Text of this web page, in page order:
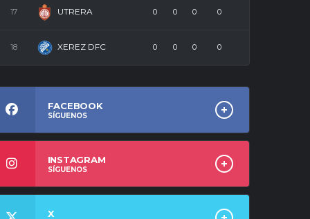
17 UTRERA 0 0 0 0
18 XEREZ DFC 0 0 0 0
FACEBOOK
SÍGUENOS
INSTAGRAM
SÍGUENOS
X